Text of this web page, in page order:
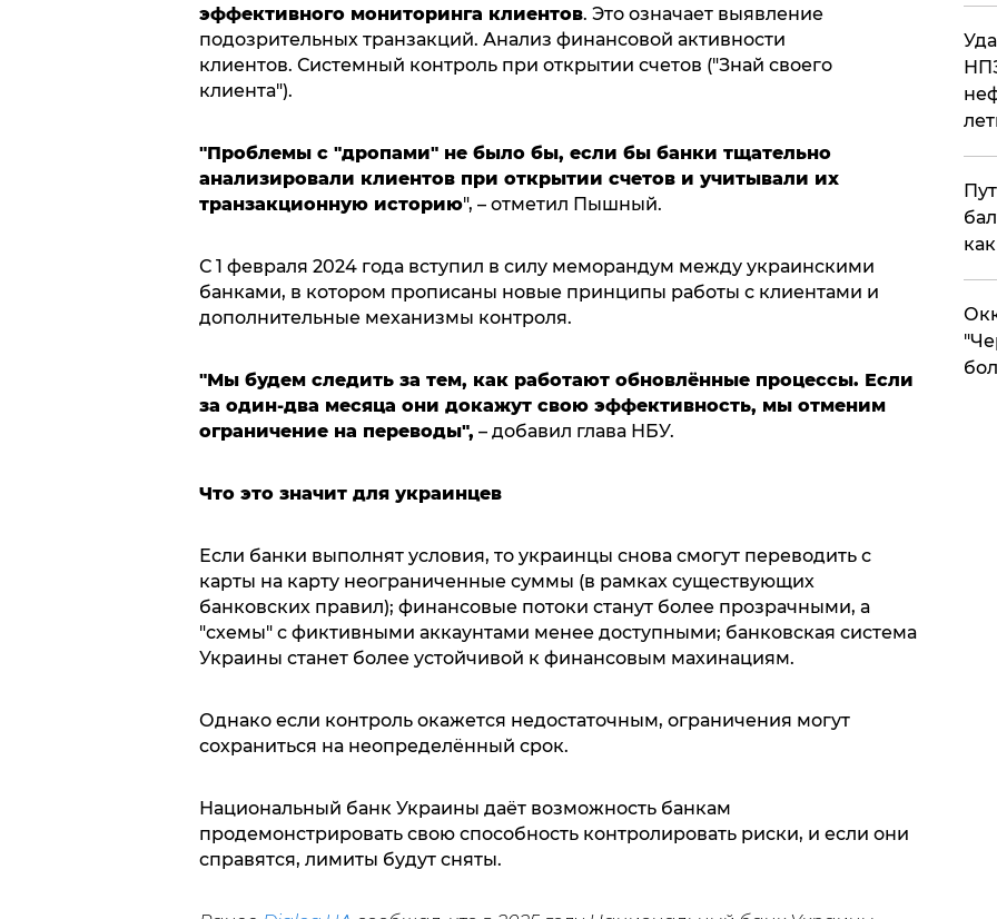
эффективного мониторинга клиентов. Это означает выявление
подозрительных транзакций. Анализ финансовой активности
клиентов. Системный контроль при открытии счетов ("Знай своего
клиента").
"Проблемы с "дропами" не было бы, если бы банки тщательно
анализировали клиентов при открытии счетов и учитывали их
транзакционную историю", – отметил Пышный.
С 1 февраля 2024 года вступил в силу меморандум между украинскими
банками, в котором прописаны новые принципы работы с клиентами и
дополнительные механизмы контроля.
"Мы будем следить за тем, как работают обновлённые процессы. Если
за один-два месяца они докажут свою эффективность, мы отменим
ограничение на переводы", – добавил глава НБУ.
Что это значит для украинцев
Если банки выполнят условия, то украинцы снова смогут переводить с
карты на карту неограниченные суммы (в рамках существующих
банковских правил); финансовые потоки станут более прозрачными, а
"схемы" с фиктивными аккаунтами менее доступными; банковская система
Украины станет более устойчивой к финансовым махинациям.
Однако если контроль окажется недостаточным, ограничения могут
сохраниться на неопределённый срок.
Национальный банк Украины даёт возможность банкам
продемонстрировать свою способность контролировать риски, и если они
справятся, лимиты будут сняты.